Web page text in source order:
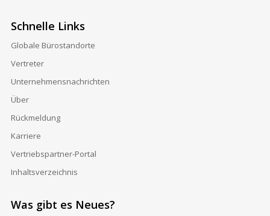
Schnelle Links
Globale Bürostandorte
Vertreter
Unternehmensnachrichten
Über
Rückmeldung
Karriere
Vertriebspartner-Portal
Inhaltsverzeichnis
Was gibt es Neues?